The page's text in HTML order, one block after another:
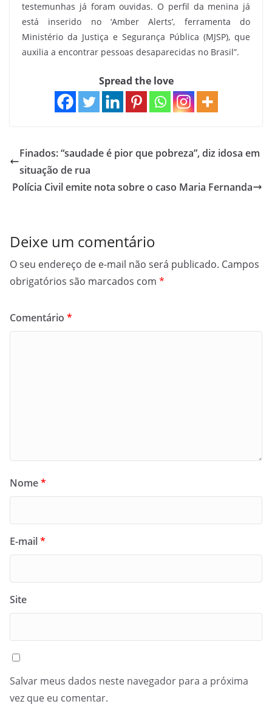
testemunhas já foram ouvidas. O perfil da menina já
está inserido no ‘Amber Alerts’, ferramenta do
Ministério da Justiça e Segurança Pública (MJSP), que
auxilia a encontrar pessoas desaparecidas no Brasil”.
Spread the love
Finados: “saudade é pior que pobreza”, diz idosa em
situação de rua
Polícia Civil emite nota sobre o caso Maria Fernanda
Deixe um comentário
O seu endereço de e-mail não será publicado. Campos
obrigatórios são marcados com *
Comentário *
Nome*
E-mail*
Site
Salvar meus dados neste navegador para a próxima
vez que eu comentar.